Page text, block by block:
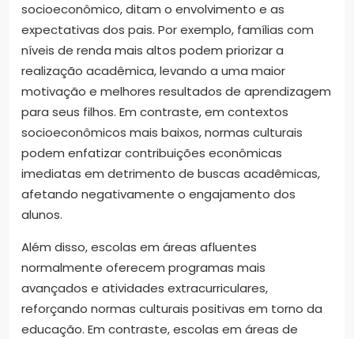
socioeconômico, ditam o envolvimento e as
expectativas dos pais. Por exemplo, famílias com
níveis de renda mais altos podem priorizar a
realização acadêmica, levando a uma maior
motivação e melhores resultados de aprendizagem
para seus filhos. Em contraste, em contextos
socioeconômicos mais baixos, normas culturais
podem enfatizar contribuições econômicas
imediatas em detrimento de buscas acadêmicas,
afetando negativamente o engajamento dos
alunos.
Além disso, escolas em áreas afluentes
normalmente oferecem programas mais
avançados e atividades extracurriculares,
reforçando normas culturais positivas em torno da
educação. Em contraste, escolas em áreas de